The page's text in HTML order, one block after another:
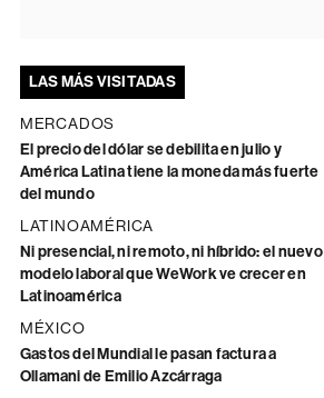
LAS MÁS VISITADAS
MERCADOS
El precio del dólar se debilita en julio y
América Latina tiene la moneda más fuerte
del mundo
LATINOAMÉRICA
Ni presencial, ni remoto, ni híbrido: el nuevo
modelo laboral que WeWork ve crecer en
Latinoamérica
MÉXICO
Gastos del Mundial le pasan factura a
Ollamani de Emilio Azcárraga